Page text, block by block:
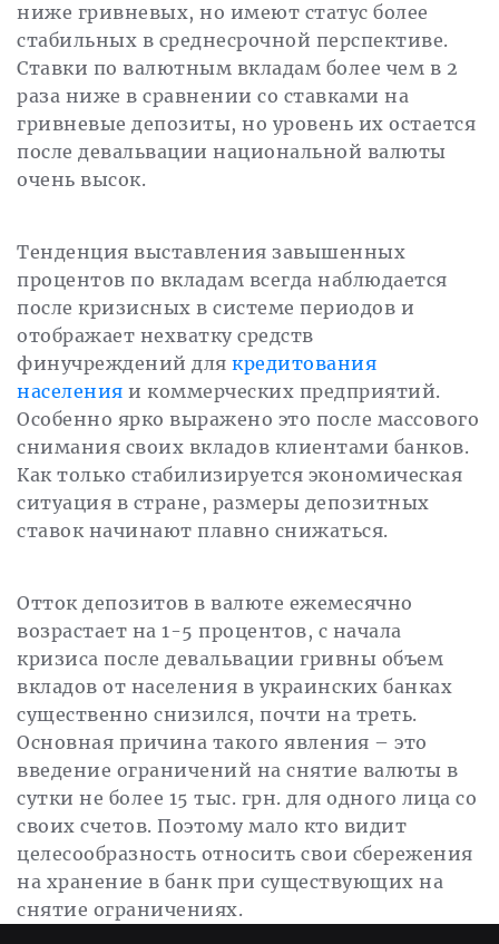
ниже гривневых, но имеют статус более
стабильных в среднесрочной перспективе.
Ставки по валютным вкладам более чем в 2
раза ниже в сравнении со ставками на
гривневые депозиты, но уровень их остается
после девальвации национальной валюты
очень высок.
Тенденция выставления завышенных
процентов по вкладам всегда наблюдается
после кризисных в системе периодов и
отображает нехватку средств
финучреждений для кредитования
населения и коммерческих предприятий.
Особенно ярко выражено это после массового
снимания своих вкладов клиентами банков.
Как только стабилизируется экономическая
ситуация в стране, размеры депозитных
ставок начинают плавно снижаться.
Отток депозитов в валюте ежемесячно
возрастает на 1-5 процентов, с начала
кризиса после девальвации гривны объем
вкладов от населения в украинских банках
существенно снизился, почти на треть.
Основная причина такого явления – это
введение ограничений на снятие валюты в
сутки не более 15 тыс. грн. для одного лица со
своих счетов. Поэтому мало кто видит
целесообразность относить свои сбережения
на хранение в банк при существующих на
снятие ограничениях.